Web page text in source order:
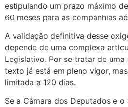
estipulando um prazo máximo
60 meses para as companhias
A validação definitiva desse
depende de uma complexa
Legislativo. Por se tratar de
texto já está em pleno vigor,
limitada a 120 dias.
Se a Câmara dos Deputados e o